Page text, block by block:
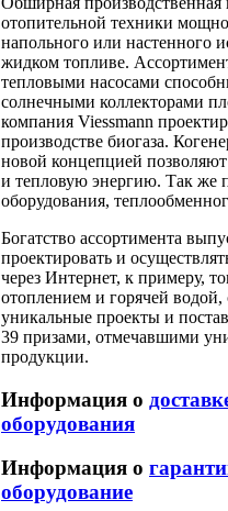
отопительной техники
напольного или настенного
жидком топливе.
тепловыми насосами
солнечными коллекторами
компания Viessmann
производстве биогаза.
новой концепцией
и тепловую энергию. Так же
оборудования,
Богатство ассортимента
проектировать и
через Интернет, к примеру,
отоплением и горячей
уникальные проекты и
39 призами, отмечавшими
продукции.
Информация о
оборудования
Информация о
оборудование